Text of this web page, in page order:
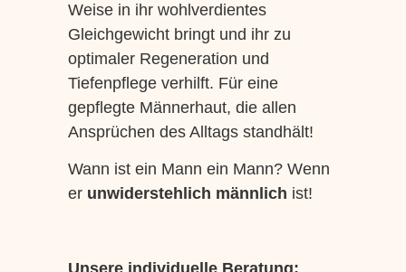
Weise in ihr wohlverdientes
Gleichgewicht bringt und ihr zu
optimaler Regeneration und
Tiefenpflege verhilft. Für eine
gepflegte Männerhaut, die allen
Ansprüchen des Alltags standhält!
Wann ist ein Mann ein Mann? Wenn
er unwiderstehlich männlich ist!